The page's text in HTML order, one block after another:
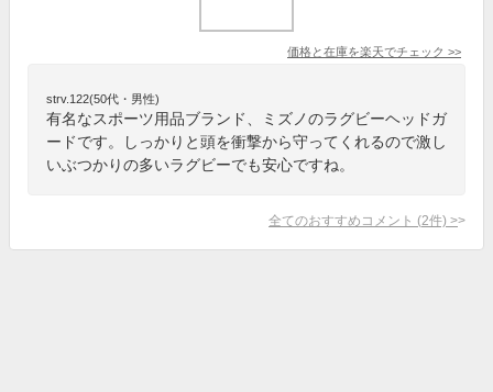
価格と在庫を楽天でチェック >>
strv.122(50代・男性)
有名なスポーツ用品ブランド、ミズノのラグビーヘッドガ
ードです。しっかりと頭を衝撃から守ってくれるので激し
いぶつかりの多いラグビーでも安心ですね。
全てのおすすめコメント (2件) >